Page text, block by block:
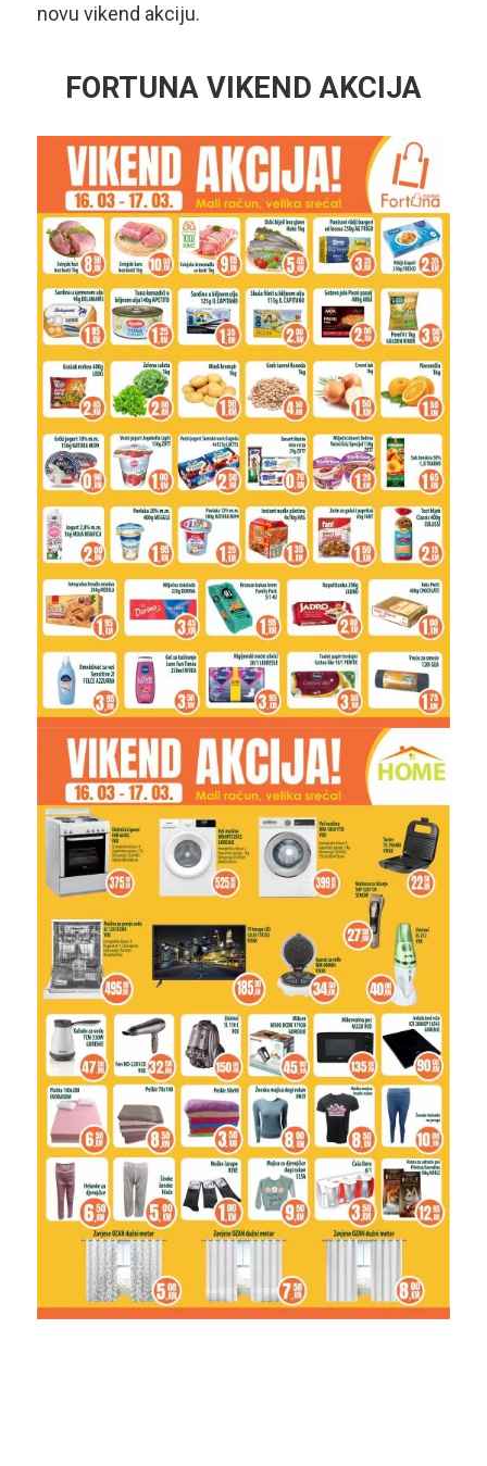
novu vikend akciju.
FORTUNA VIKEND AKCIJA